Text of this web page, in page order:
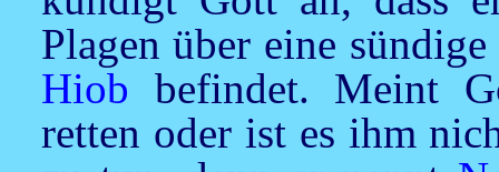
Plagen über eine
Hiob befindet. Meint
retten oder ist es ihm